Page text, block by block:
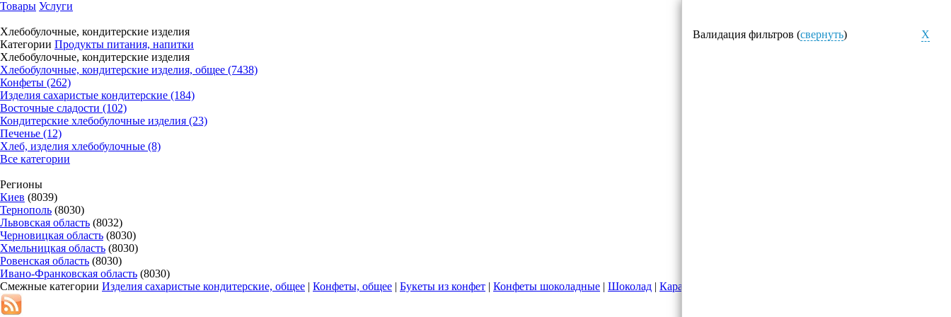
Товары Услуги
Хлебобулочные, кондитерские изделия Валидация фильтров (свернуть)
X
Категории Продукты питания, напитки
Хлебобулочные, кондитерские изделия
Хлебобулочные, кондитерские изделия, общее (7438)
Конфеты (262)
Изделия сахаристые кондитерские (184)
Восточные сладости (102)
Кондитерские хлебобулочные изделия (23)
Печенье (12)
Хлеб, изделия хлебобулочные (8)
Все категории
Регионы
Киев (8039)
Тернополь (8030)
Львовская область (8032)
Черновицкая область (8030)
Хмельницкая область (8030)
Ровенская область (8030)
Ивано-Франковская область (8030)
Смежные категории Изделия сахаристые кондитерские, общее | Конфеты, общее | Букеты из конфет | Конфеты шоколадные | Шоколад | Карамель